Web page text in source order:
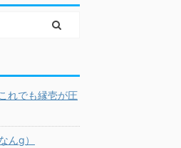
れでも縁壱が圧
んg）